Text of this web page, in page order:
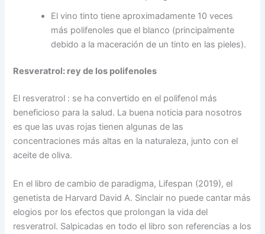
El vino tinto tiene aproximadamente 10 veces
más polifenoles que el blanco (principalmente
debido a la maceración de un tinto en las pieles).
Resveratrol: rey de los polifenoles
El resveratrol : se ha convertido en el polifenol más
beneficioso para la salud. La buena noticia para nosotros
es que las uvas rojas tienen algunas de las
concentraciones más altas en la naturaleza, junto con el
aceite de oliva.
En el libro de cambio de paradigma, Lifespan (2019), el
genetista de Harvard David A. Sinclair no puede cantar más
elogios por los efectos que prolongan la vida del
resveratrol. Salpicadas en todo el libro son referencias a los